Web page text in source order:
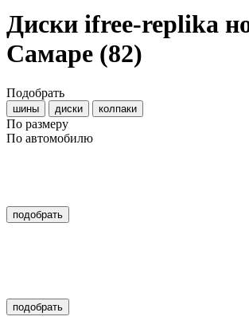
Диски ifree-replika
Самаре (82)
Подобрать
шины диски колпаки
По размеру
По автомобилю
подобрать
подобрать